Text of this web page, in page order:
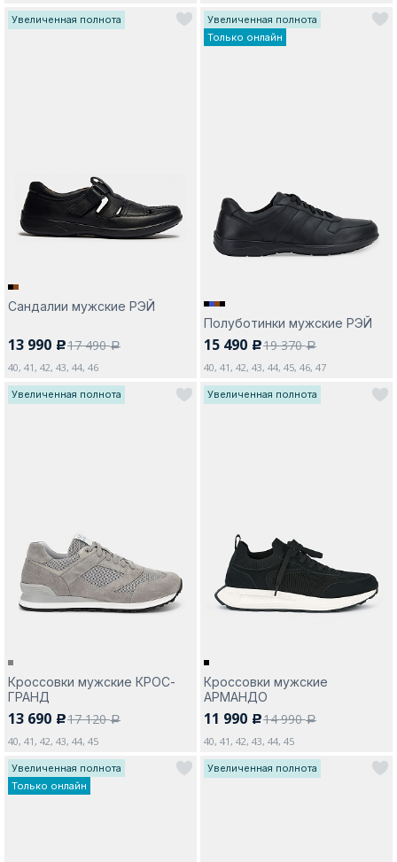
Увеличенная полнота
Сандалии мужские РЭЙ
13 990 c17 490a
40, 41, 42, 43, 44, 46
Увеличенная полнота
Только онлайн
Полуботинки мужские РЭЙ
15 490 c19 370a
40, 41, 42, 43, 44, 45, 46, 47
Увеличенная полнота
Кроссовки мужские КРОС-
ГРАНД
13 690 c17 120a
40, 41, 42, 43, 44, 45
Увеличенная полнота
Кроссовки мужские
АРМАНДО
11 990 c14 990a
40, 41, 42, 43, 44, 45
Увеличенная полнота
Только онлайн
Увеличенная полнота